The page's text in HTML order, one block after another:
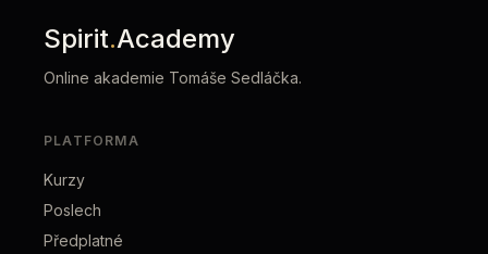
Spirit.Academy
Online akademie Tomáše Sedláčka.
PLATFORMA
Kurzy
Poslech
Předplatné